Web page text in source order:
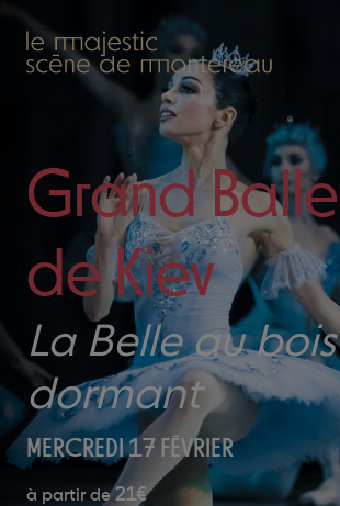
Majestic.
Grand
de Kiev
La Belle au bois
dormant
MERCREDI 17 FÉVRIER
à partir de21€